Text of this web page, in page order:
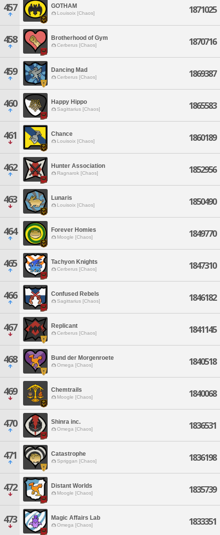
457 GOTHAM
Louisoix [Chaos] 1871025
458 Brotherhood of Gym
Cerberus [Chaos] 1870716
459 Dancing Mad
Cerberus [Chaos] 1869387
460 Happy Hippo
Sagittarius [Chaos] 1865583
461 Chance
Louisoix [Chaos] 1860189
462 Hunter Association
Ragnarok [Chaos] 1852956
463 Lunaris
Louisoix [Chaos] 1850490
464 Forever Homies
Moogle [Chaos] 1849770
465 Tachyon Knights
Cerberus [Chaos] 1847310
466 Confused Rebels
Sagittarius [Chaos] 1846182
467 Replicant
Cerberus [Chaos] 1841145
468 Bund der Morgenroete
Omega [Chaos] 1840518
469 Chemtrails
Moogle [Chaos] 1840068
470 Shinra inc.
Omega [Chaos] 1836531
471 Catastrophe
Spriggan [Chaos] 1836198
472 Distant Worlds
Moogle [Chaos] 1835739
473 Magic Affairs Lab
Omega [Chaos] 1833351